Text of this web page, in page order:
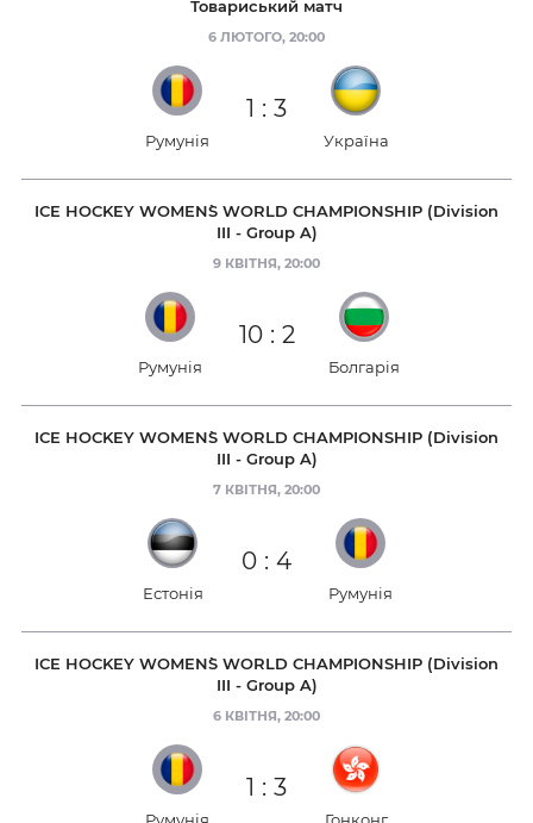
Товариський матч
6 ЛЮТОГО, 20:00
Румунія
1 : 3
Україна
ICE HOCKEY WOMEN`S WORLD CHAMPIONSHIP (Division
III - Group A)
9 КВІТНЯ, 20:00
Румунія
10 : 2
Болгарія
ICE HOCKEY WOMEN`S WORLD CHAMPIONSHIP (Division
III - Group A)
7 КВІТНЯ, 20:00
Естонія
0 : 4
Румунія
ICE HOCKEY WOMEN`S WORLD CHAMPIONSHIP (Division
III - Group A)
6 КВІТНЯ, 20:00
1 : 3